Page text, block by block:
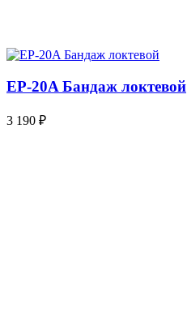
EP-20A Бандаж локтевой
3 190 ₽